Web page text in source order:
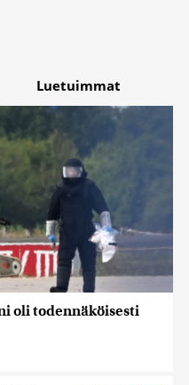
Luetuimmat
oli todennäköisesti